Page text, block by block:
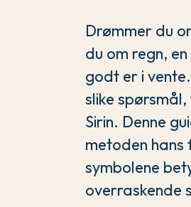
Drømmer du
du om regn,
godt er i
slike
Sirin. Denne
metoden hans
symbolene
overraskende